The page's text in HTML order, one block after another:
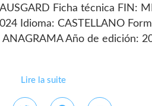
Ficha técnica FIN:
Idioma: CASTELLANO
Año de edición:
Lire la suite